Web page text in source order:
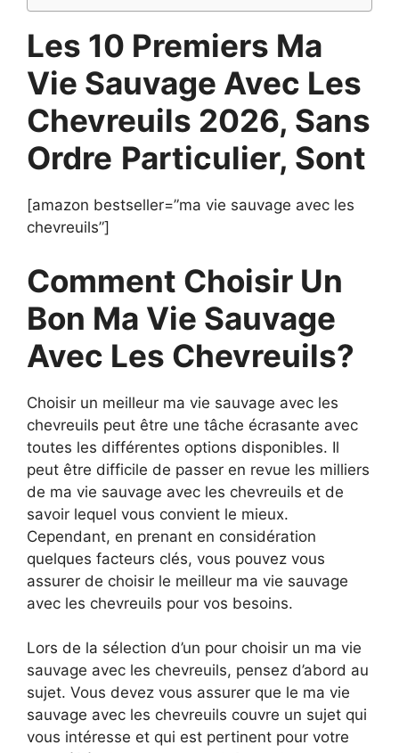
Les 10 Premiers Ma
Vie Sauvage Avec Les
Chevreuils 2026, Sans
Ordre Particulier, Sont
[amazon bestseller=”ma vie sauvage avec les
chevreuils”]
Comment Choisir Un
Bon Ma Vie Sauvage
Avec Les Chevreuils?
Choisir un meilleur ma vie sauvage avec les
chevreuils peut être une tâche écrasante avec
toutes les différentes options disponibles. Il
peut être difficile de passer en revue les milliers
de ma vie sauvage avec les chevreuils et de
savoir lequel vous convient le mieux.
Cependant, en prenant en considération
quelques facteurs clés, vous pouvez vous
assurer de choisir le meilleur ma vie sauvage
avec les chevreuils pour vos besoins.
Lors de la sélection d’un pour choisir un ma vie
sauvage avec les chevreuils, pensez d’abord au
sujet. Vous devez vous assurer que le ma vie
sauvage avec les chevreuils couvre un sujet qui
vous intéresse et qui est pertinent pour votre